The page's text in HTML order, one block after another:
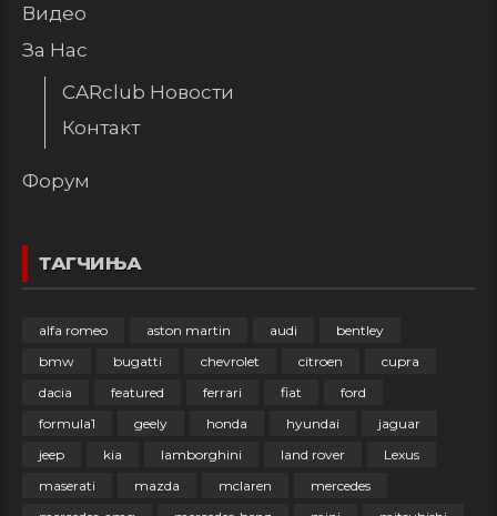
Видео
За Нас
CARclub Новости
Контакт
Форум
ТАГЧИЊА
alfa romeo aston martin audi
bentley
bmw
bugatti chevrolet citroen
cupra
dacia
featured ferrari fiat
ford
formula1
geely honda hyundai
jaguar
jeep
kia lamborghini land rover
Lexus
maserati
mazda mclaren
mercedes